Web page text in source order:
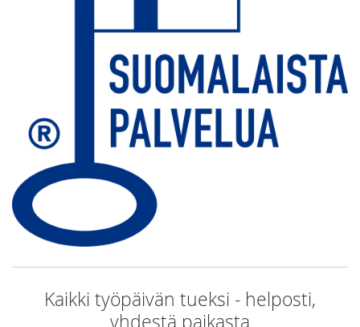
Kaikki työpäivän tueksi - helposti,
yhdestä paikasta